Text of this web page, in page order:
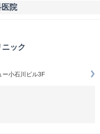
院
ック
ー小石川ビル3F